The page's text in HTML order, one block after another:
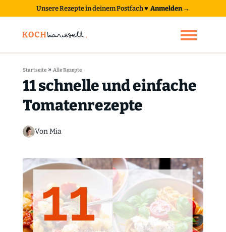
Unsere Rezepte in deinem Postfach♥ Anmelden →
Startseite» Alle Rezepte
11 schnelle und einfache
Tomatenrezepte
Von Mia